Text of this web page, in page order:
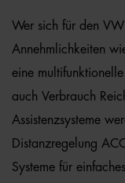
Wer sich für den
Annehmlichkeiten
eine
auch Verbrauch
Assistenzsysteme
Distanzregelung
Systeme für